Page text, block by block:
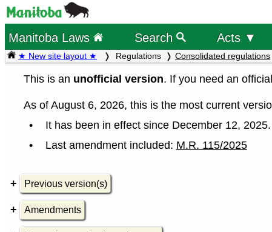
Manitoba Laws Search Acts ▼
★ New site layout ★ Regulations Consolidated regulations
This is an unofficial version. If you need an
As of August 6, 2026, this is the most current
It has been in effect since December 12, 2025.
Last amendment included: M.R. 115/2025
Previous version(s)
Amendments